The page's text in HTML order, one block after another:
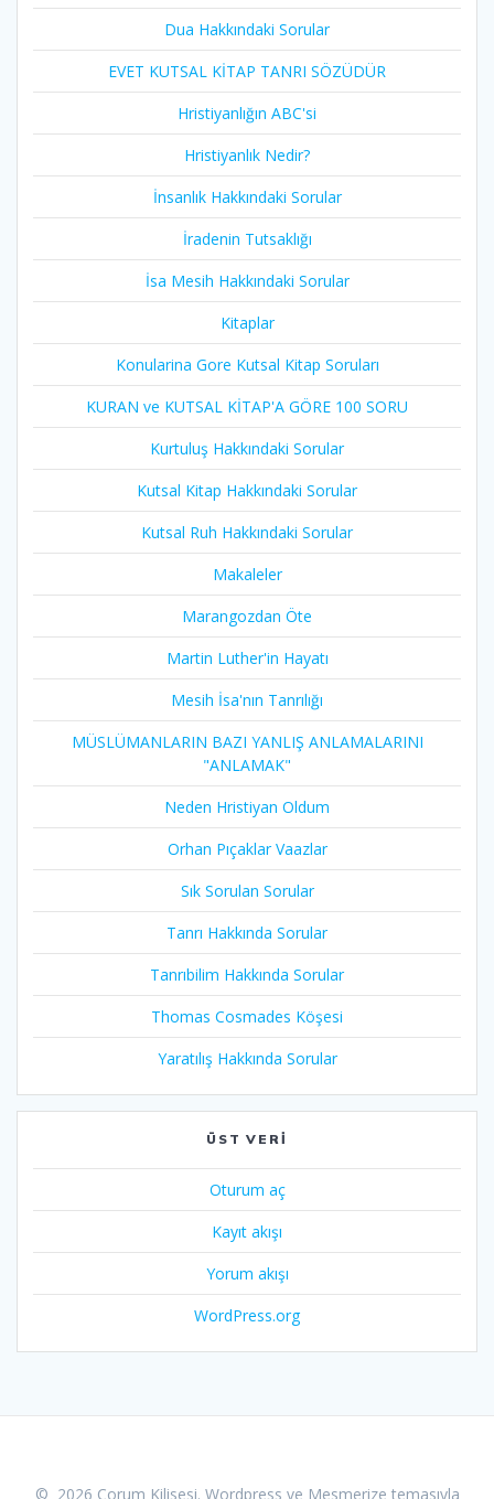
Dua Hakkındaki Sorular
EVET KUTSAL KİTAP TANRI SÖZÜDÜR
Hristiyanlığın ABC'si
Hristiyanlık Nedir?
İnsanlık Hakkındaki Sorular
İradenin Tutsaklığı​
İsa Mesih Hakkındaki Sorular
Kitaplar
Konularina Gore Kutsal Kitap Soruları
KURAN ve KUTSAL KİTAP'A GÖRE 100 SORU
Kurtuluş Hakkındaki Sorular
Kutsal Kitap Hakkındaki Sorular
Kutsal Ruh Hakkındaki Sorular
Makaleler
Marangozdan Öte
Martin Luther'in Hayatı​
Mesih İsa'nın Tanrılığı​
MÜSLÜMANLARIN BAZI YANLIŞ ANLAMALARINI
"ANLAMAK"
Neden Hristiyan Oldum​
Orhan Pıçaklar Vaazlar
Sık Sorulan Sorular
Tanrı Hakkında Sorular
Tanrıbilim Hakkında Sorular
Thomas Cosmades Köşesi
Yaratılış Hakkında Sorular
ÜST VERI
Oturum aç
Kayıt akışı
Yorum akışı
WordPress.org
© 2026 Çorum Kilisesi. Wordpress ve Mesmerize temasıyla